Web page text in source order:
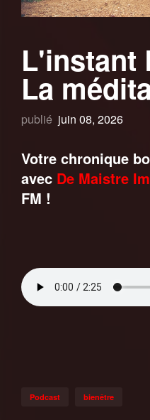
L'instant
La
publié juin 08, 2026
Votre chronique
avec De Maistre
FM !
Podcast bienêtre